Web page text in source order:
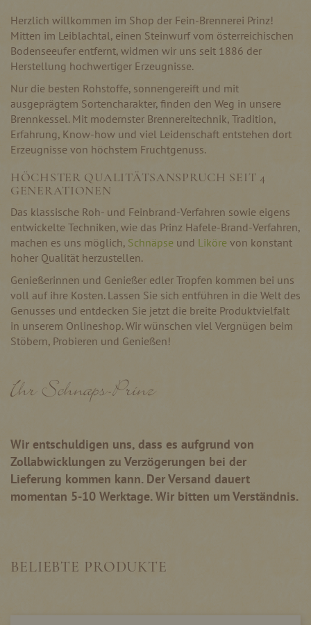
Herzlich willkommen im Shop der Fein-Brennerei Prinz!
Mitten im Leiblachtal, einen Steinwurf vom österreichischen
Bodenseeufer entfernt, widmen wir uns seit 1886 der
Herstellung hochwertiger Erzeugnisse.
Nur die besten Rohstoffe, sonnengereift und mit
ausgeprägtem Sortencharakter, finden den Weg in unsere
Brennkessel. Mit modernster Brennereitechnik, Tradition,
Erfahrung, Know-how und viel Leidenschaft entstehen dort
Erzeugnisse von höchstem Fruchtgenuss.
HÖCHSTER QUALITÄTSANSPRUCH SEIT 4
GENERATIONEN
Das klassische Roh- und Feinbrand-Verfahren sowie eigens
entwickelte Techniken, wie das Prinz Hafele-Brand-Verfahren,
machen es uns möglich, Schnäpse und Liköre von konstant
hoher Qualität herzustellen.
Genießerinnen und Genießer edler Tropfen kommen bei uns
voll auf ihre Kosten. Lassen Sie sich entführen in die Welt des
Genusses und entdecken Sie jetzt die breite Produktvielfalt
in unserem Onlineshop. Wir wünschen viel Vergnügen beim
Stöbern, Probieren und Genießen!
Ihr Schnaps-Prinz
Wir entschuldigen uns, dass es aufgrund von
Zollabwicklungen zu Verzögerungen bei der
Lieferung kommen kann. Der Versand dauert
momentan 5-10 Werktage. Wir bitten um Verständnis.
BELIEBTE PRODUKTE